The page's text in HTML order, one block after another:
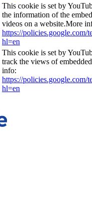
This cookie is set by
the information of the
videos on a website.More
https://policies.google.com/
hl=en
This cookie is set by
track the views of
info:
https://policies.google.com/
hl=en